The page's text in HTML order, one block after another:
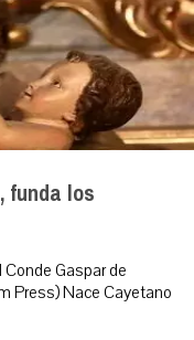
funda los
Gaspar de
Press) Nace Cayetano